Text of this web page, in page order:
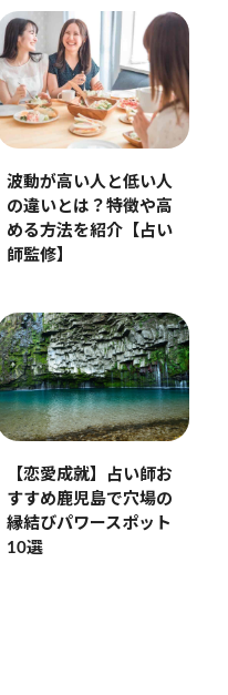
波動が高い人と低い人
の違いとは？特徴や高
める方法を紹介【占い
師監修】
【恋愛成就】占い師お
すすめ鹿児島で穴場の
縁結びパワースポット
10選